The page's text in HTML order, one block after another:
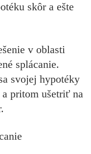
skôr a ešte
v oblasti
splácanie.
svojej hypotéky
pritom ušetriť na